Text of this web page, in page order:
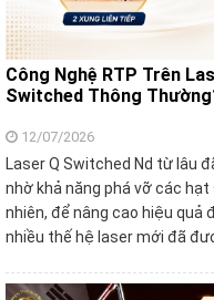
Công Nghệ RTP Trên
Switched Thông
12/07/2026
Laser Q Switched Nd từ lâu
nhờ khả năng phá vỡ các
nhiên, để nâng cao hiệu quả
nhiều thế hệ laser mới đã